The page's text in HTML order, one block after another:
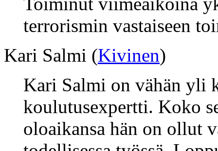
terrorismin vastaiseen
Kari Salmi (Kivinen)
Kari Salmi on vähän yli
koulutusexpertti. Koko
oloaikansa hän on ollut